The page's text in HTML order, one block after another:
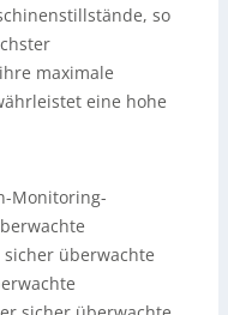
so
maximale
eine hohe
Monitoring-
sicher überwachte